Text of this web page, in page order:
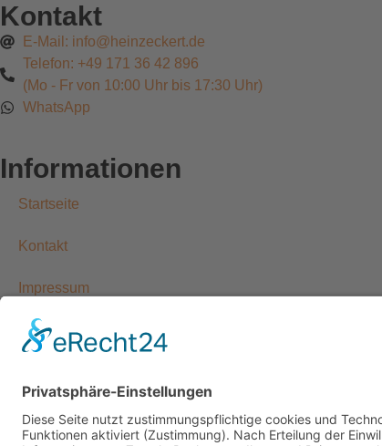
Kontakt
E-Mail: info@heinzeckert.de
Telefon: +49 171 36 42 896
(Mo - Fr von 10:00 Uhr bis 17:30 Uhr)
WhatsApp
Informationen
Startseite
Kontakt
Impressum
Datenschutzerklärung
Widerrufsbelehrung